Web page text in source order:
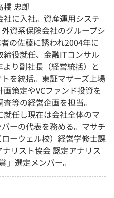
橋 忠郎
に入社。資産運用システ
資系保険会社のグループシ
の佐藤に誘われ2004年に
締役就任、金融ITコンサル
り副社長（経営統括）と
を統括。東証マザーズ上場
策定やVCファンド投資を
等の経営企画を担当。
任し現在は会社全体のマ
ーの代表を務める。マサチ
ーウェル校）経営学修士課
リスト協会 認定アナリス
」選定メンバー。